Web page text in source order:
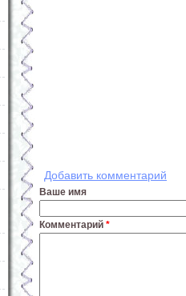
Добавить комментарий
Ваше имя
Комментарий *